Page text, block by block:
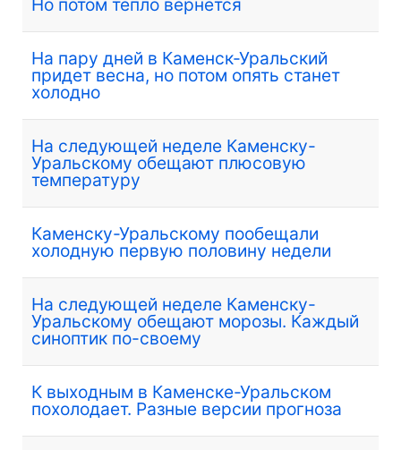
На пару дней в Каменск-Уральский
придет весна, но потом опять станет
холодно
На следующей неделе Каменску-
Уральскому обещают плюсовую
температуру
Каменску-Уральскому пообещали
холодную первую половину недели
На следующей неделе Каменску-
Уральскому обещают морозы. Каждый
синоптик по-своему
К выходным в Каменске-Уральском
похолодает. Разные версии прогноза